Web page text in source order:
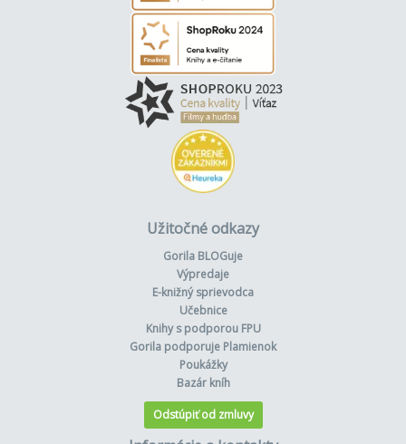
Užitočné odkazy
Gorila BLOGuje
Výpredaje
E-knižný sprievodca
Učebnice
Knihy s podporou FPU
Gorila podporuje Plamienok
Poukážky
Bazár kníh
Odstúpiť od zmluvy